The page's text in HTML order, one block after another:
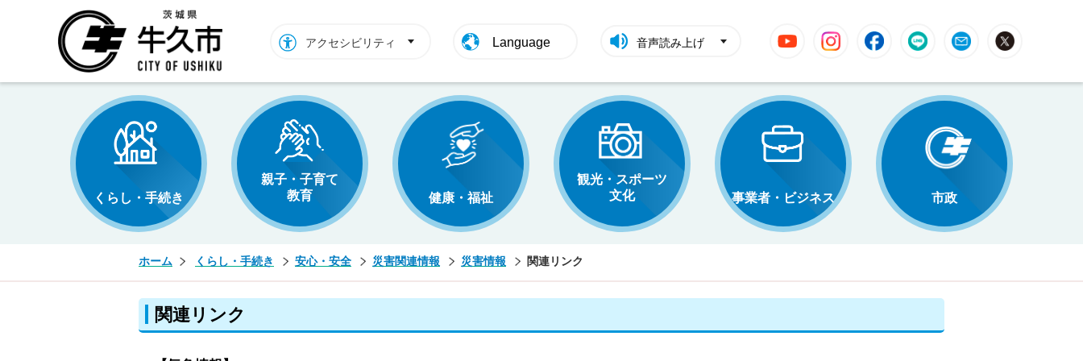
アクセシビリティ Language 音声読み上げ
YouTube InstagramFacebookLINE Mail
くらし・手続き
親子・子育て
教育
健康・福祉
観光・スポーツ
文化
事業者・ビジネス 市政
ホーム くらし・手続き 安心・安全 災害関連情報 災害情報 関連リンク
関連リンク